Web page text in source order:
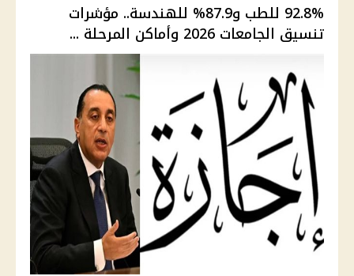
92.8% للطب و87.9% للهندسة.. مؤشرات
تنسيق الجامعات 2026 وأماكن المرحلة ...